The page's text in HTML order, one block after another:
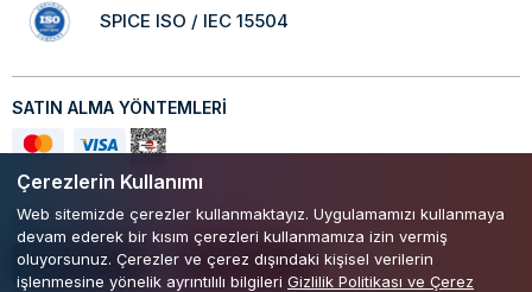
Çerezlerin Kullanımı
Web sitemizde çerezler kullanmaktayız. Uygulamamızı kullanmaya
devam ederek bir kısım çerezleri kullanmamıza izin vermiş
oluyorsunuz. Çerezler ve çerez dışındaki kişisel verilerin
işlenmesine yönelik ayrıntılılı bilgileri Gizlilik Politikası ve Çerez
SPICE ISO / IEC 15504
SATIN ALMA YÖNTEMLERİ
Mobil Uygulamamızı Keşfedin!